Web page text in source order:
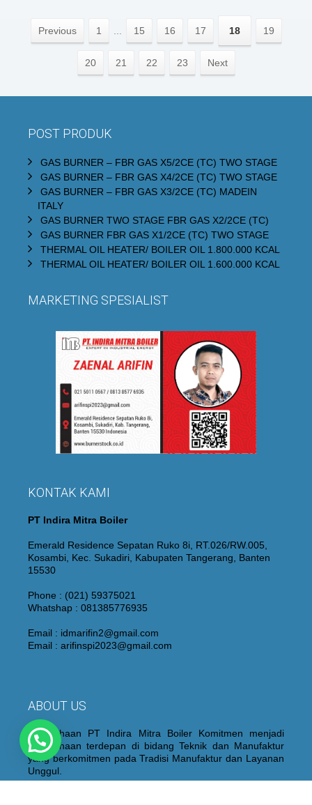
Previous 1 15 16 17 18 19
20 21 22 23 Next
POST PRODUK
GAS BURNER – FBR GAS X5/2CE (TC) TWO STAGE
GAS BURNER – FBR GAS X4/2CE (TC) TWO STAGE
GAS BURNER – FBR GAS X3/2CE (TC) MADEIN
ITALY
GAS BURNER TWO STAGE FBR GAS X2/2CE (TC)
GAS BURNER FBR GAS X1/2CE (TC) TWO STAGE
THERMAL OIL HEATER/ BOILER OIL 1.800.000 KCAL
THERMAL OIL HEATER/ BOILER OIL 1.600.000 KCAL
MARKETING SPESIALIST
KONTAK KAMI
PT Indira Mitra Boiler
Emerald Residence Sepatan Ruko 8i, RT.026/RW.005,
Kosambi, Kec. Sukadiri, Kabupaten Tangerang, Banten
15530
Phone : (021) 59375021
Whatshap : 081385776935
Email : idmarifin2@gmail.com
Email : arifinspi2023@gmail.com
ABOUT US
Perusahaan PT Indira Mitra Boiler Komitmen menjadi
Perusahaan terdepan di bidang Teknik dan Manufaktur
yang berkomitmen pada Tradisi Manufaktur dan Layanan
Unggul.